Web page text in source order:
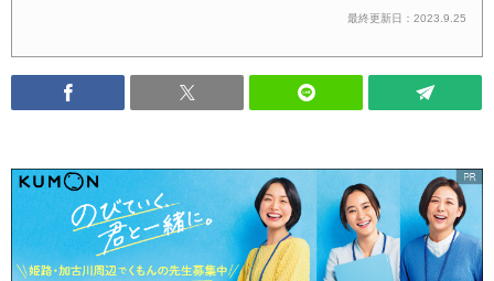
最終更新日：2023.9.25